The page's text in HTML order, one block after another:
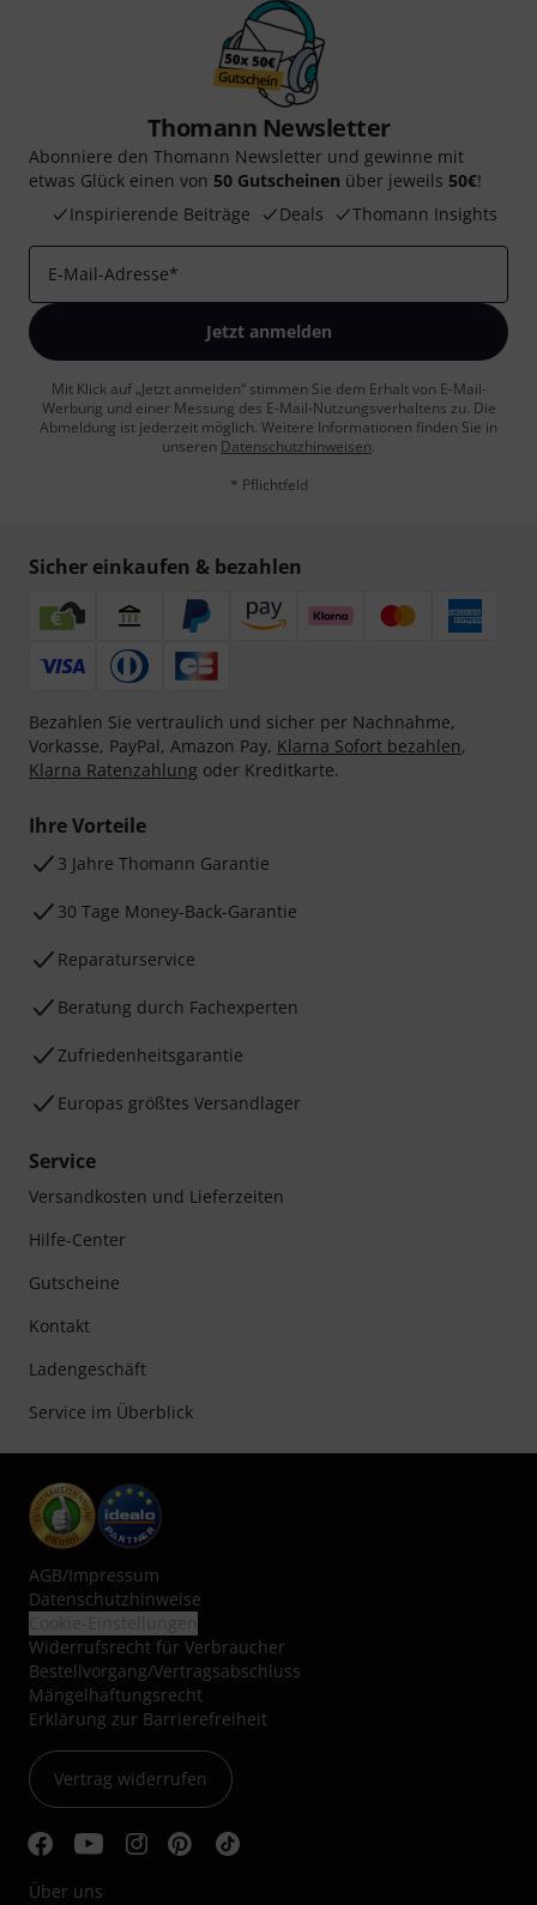
Thomann Newsletter
Abonniere den Thomann Newsletter und gewinne mit
etwas Glück einen von 50 Gutscheinen über jeweils 50€!
Inspirierende Beiträge
Deals Thomann Insights
E-Mail-Adresse*
Jetzt anmelden
Mit Klick auf „Jetzt anmelden“ stimmen Sie dem Erhalt von E-Mail-
Werbung und einer Messung des E-Mail-Nutzungsverhaltens zu. Die
Abmeldung ist jederzeit möglich. Weitere Informationen finden Sie in
unseren Datenschutzhinweisen.
* Pflichtfeld
Sicher einkaufen & bezahlen
Bezahlen Sie vertraulich und sicher per Nachnahme,
Vorkasse, PayPal, Amazon Pay, Klarna Sofort bezahlen,
Klarna Ratenzahlung oder Kreditkarte.
Ihre Vorteile
3 Jahre Thomann Garantie
30 Tage Money-Back-Garantie
Reparaturservice
Beratung durch Fachexperten
Zufriedenheitsgarantie
Europas größtes Versandlager
Service
Versandkosten und Lieferzeiten
Hilfe-Center
Gutscheine
Kontakt
Ladengeschäft
Service im Überblick
AGB/Impressum
Datenschutzhinweise
Widerrufsrecht für Verbraucher
Bestellvorgang/Vertragsabschluss
Mängelhaftungsrecht
Erklärung zur Barrierefreiheit
Vertrag widerrufen
Über uns